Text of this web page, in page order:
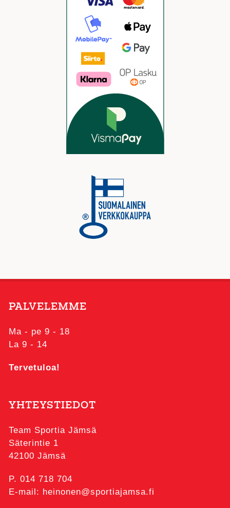
PALVELEMME
Ma - pe 9 - 18
La 9 - 14
Tervetuloa!
YHTEYSTIEDOT
Team Sportia Jämsä
Säterintie 1
42100 Jämsä
P. 014 718 704
E-mail: heinonen@sportiajamsa.fi